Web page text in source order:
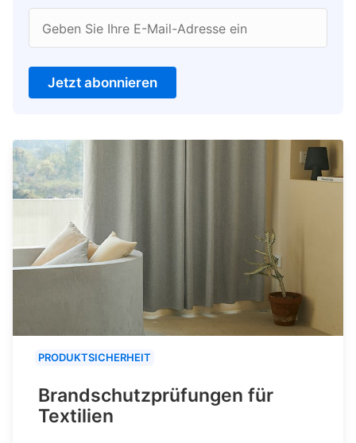
Geben Sie Ihre E-Mail-Adresse ein
Jetzt abonnieren
PRODUKTSICHERHEIT
Brandschutzprüfungen für
Textilien